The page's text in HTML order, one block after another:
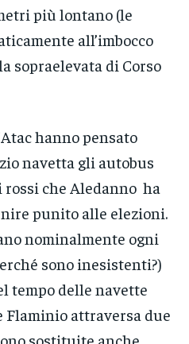
più lontano (le
all’imbocco
sopraelevata di Corso
hanno pensato
navetta gli autobus
che Aledanno ha
punito alle elezioni.
nominalmente ogni
sono inesistenti?)
tempo delle navette
Flaminio attraversa due
sostituite anche